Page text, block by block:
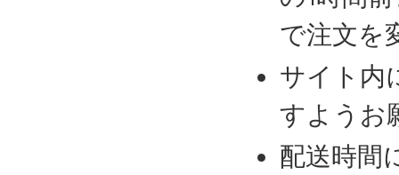
で注文を
サイト内
すようお
配送時間